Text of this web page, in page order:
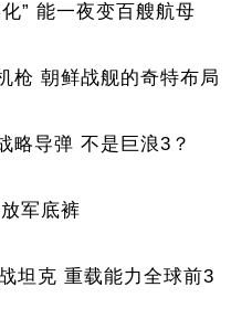
” 能一夜变百艘航母
枪 朝鲜战舰的奇特布局
略导弹 不是巨浪3？
军底裤
坦克 重载能力全球前3